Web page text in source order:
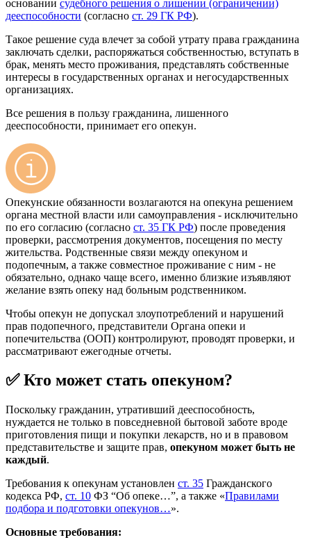
основании судебного решения о лишении (ограничении)
дееспособности (согласно ст. 29 ГК РФ).
Такое решение суда влечет за собой утрату права гражданина
заключать сделки, распоряжаться собственностью, вступать в
брак, менять место проживания, представлять собственные
интересы в государственных органах и негосударственных
организациях.
Все решения в пользу гражданина, лишенного
дееспособности, принимает его опекун.
Опекунские обязанности возлагаются на опекуна решением
органа местной власти или самоуправления - исключительно
по его согласию (согласно ст. 35 ГК РФ) после проведения
проверки, рассмотрения документов, посещения по месту
жительства. Родственные связи между опекуном и
подопечным, а также совместное проживание с ним - не
обязательно, однако чаще всего, именно близкие изъявляют
желание взять опеку над больным родственником.
Чтобы опекун не допускал злоупотреблений и нарушений
прав подопечного, представители Органа опеки и
попечительства (ООП) контролируют, проводят проверки, и
рассматривают ежегодные отчеты.
✅ Кто может стать опекуном?
Поскольку гражданин, утративший дееспособность,
нуждается не только в повседневной бытовой заботе вроде
приготовления пищи и покупки лекарств, но и в правовом
представительстве и защите прав, опекуном может быть не
каждый.
Требования к опекунам установлен ст. 35 Гражданского
кодекса РФ, ст. 10 ФЗ “Об опеке…”, а также «Правилами
подбора и подготовки опекунов…».
Основные требования: